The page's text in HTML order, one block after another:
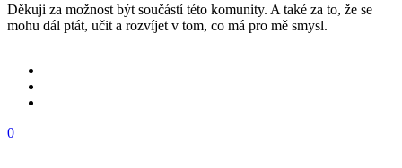
Děkuji za možnost být součástí této komunity. A také za to, že se
mohu dál ptát, učit a rozvíjet v tom, co má pro mě smysl.
0